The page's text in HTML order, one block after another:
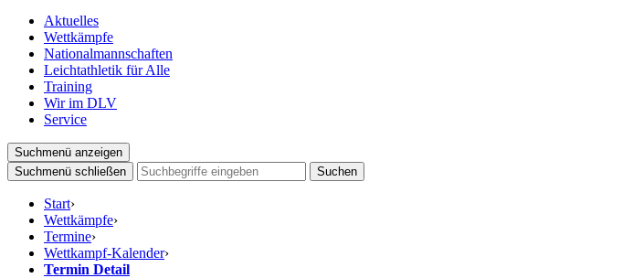
Aktuelles
Wettkämpfe
Nationalmannschaften
Leichtathletik für Alle
Training
Wir im DLV
Service
Suchmenü anzeigen
Suchmenü schließen
Suchen
Start›
Wettkämpfe›
Termine›
Wettkampf-Kalender›
Termin Detail